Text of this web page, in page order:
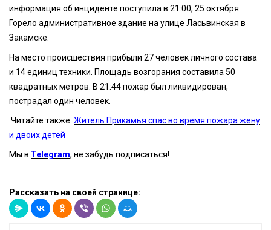
информация об инциденте поступила в 21:00, 25 октября.
Горело административное здание на улице Ласьвинская в
Закамске.
На место происшествия прибыли 27 человек личного состава
и 14 единиц техники. Площадь возгорания составила 50
квадратных метров. В 21:44 пожар был ликвидирован,
пострадал один человек.
Читайте также: Житель Прикамья спас во время пожара жену
и двоих детей
Мы в Telegram, не забудь подписаться!
Рассказать на своей странице: